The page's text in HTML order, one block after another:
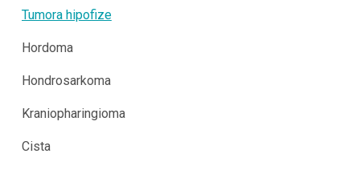
Tumora hipofize
Hordoma
Hondrosarkoma
Kraniopharingioma
Cista